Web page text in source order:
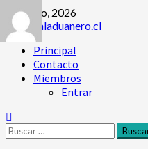
Saltar
al
contenido
8 agosto, 2026
Menú
principal
Principal
Contacto
Miembros
Entrar
Buscar: